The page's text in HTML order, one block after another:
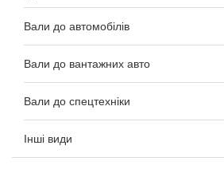
Вали до автомобілів
Вали до вантажних авто
Вали до спецтехніки
Інші види